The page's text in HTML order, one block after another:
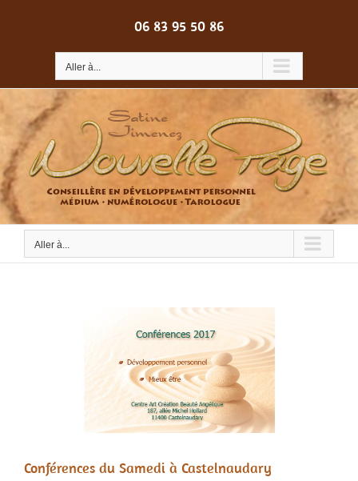
06 83 95 50 86
Aller à...
Aller à...
Conférences du Samedi à Castelnaudary